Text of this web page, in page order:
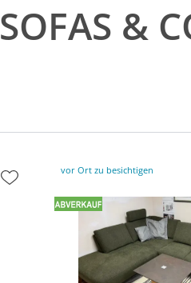
SOFAS &
vor Ort zu besichtigen